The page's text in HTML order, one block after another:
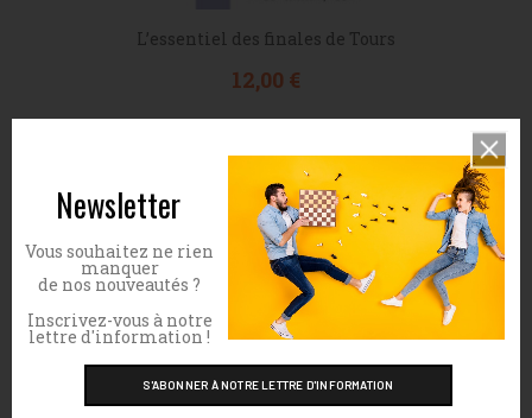
L’essentiel des finales de Tours
Prix
12,00 €
Newsletter
Vous souhaitez ne rien
manquer
de nos nouveautés ?
Inscrivez-vous à notre
lettre d'information !